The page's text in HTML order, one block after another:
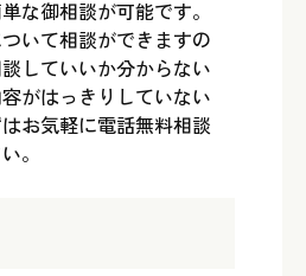
な御相談が可能です。
いて相談ができますの
していいか分からない
がはっきりしていない
お気軽に電話無料相談
。